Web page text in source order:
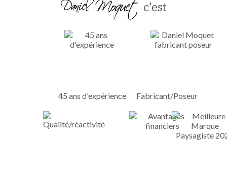
c'est
45 ans d'expérience Fabricant/Poseur